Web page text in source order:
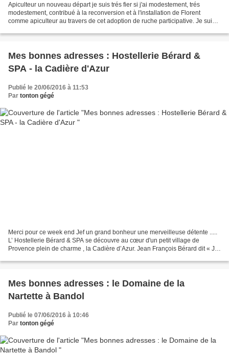
Apiculteur un nouveau départ je suis trés fier si j'ai modestement, trés
modestement, contribué à la reconversion et à l'installation de Florent
comme apiculteur au travers de cet adoption de ruche participative. Je suis
Mes bonnes adresses : Hostellerie Bérard &
SPA - la Cadière d'Azur
Publié le 20/06/2016 à 11:53
Par tonton gégé
Merci pour ce week end Jef un grand bonheur une merveilleuse détente .....
L’ Hostellerie Bérard & SPA se découvre au cœur d'un petit village de
Provence plein de charme , la Cadière d’Azur. Jean François Bérard dit « Jef
Mes bonnes adresses : le Domaine de la
Nartette à Bandol
Publié le 07/06/2016 à 10:46
Par tonton gégé